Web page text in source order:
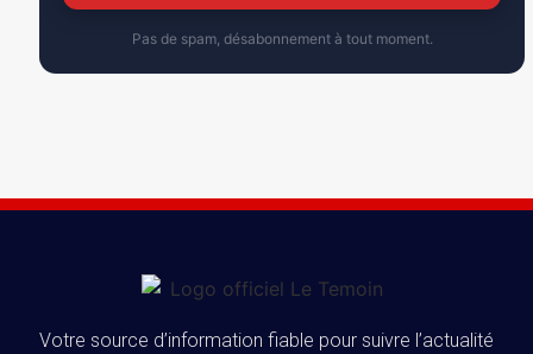
Pas de spam, désabonnement à tout moment.
Votre source d’information fiable pour suivre l’actualité